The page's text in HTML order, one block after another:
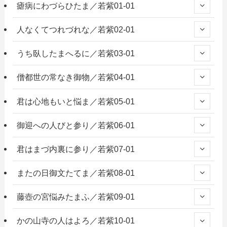
瘧病にわづらひたま／若紫01-01
人なくてつれづれな／若紫02-01
うち臥したまへるに／若紫03-01
僧都世の常なき御物／若紫04-01
君は心地もいと悩ま／若紫05-01
御迎への人びと参り／若紫06-01
君はまづ内裏に参り／若紫07-01
またの日御文たてま／若紫08-01
藤壺の宮悩みたまふ／若紫09-01
かの山寺の人はよろ／若紫10-01